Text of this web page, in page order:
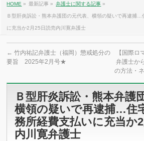
HOME » 最新記事 » 弁護士に関する記事 »
Ｂ型肝炎訴訟・熊本弁護団の元代表、横領の疑いで再逮捕…
に充当か2月25日読売内川寛弁護士
← 竹内祐記弁護士（福岡）懲戒処分の
要旨 2025年2月号★
【国際ロ
弁護士か
の方法・
Ｂ型肝炎訴訟・熊本弁護
横領の疑いで再逮捕…住
務所経費支払いに充当か
内川寛弁護士